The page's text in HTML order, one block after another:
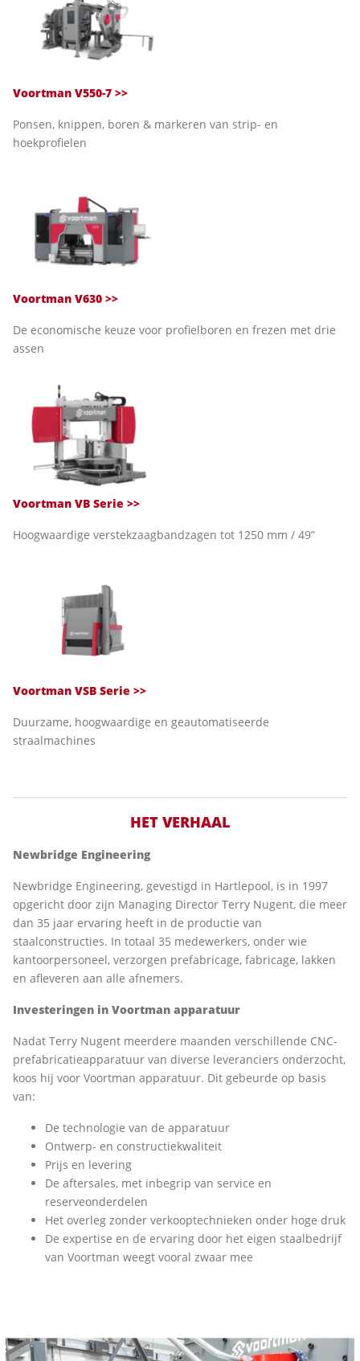
Voortman V550-7 >>
Ponsen, knippen, boren & markeren van strip- en
hoekprofielen
Voortman V630 >>
De economische keuze voor profielboren en frezen met drie
assen
Voortman VB Serie >>
Hoogwaardige verstekzaagbandzagen tot 1250 mm / 49”
Voortman VSB Serie >>
Duurzame, hoogwaardige en geautomatiseerde
straalmachines
HET VERHAAL
Newbridge Engineering
Newbridge Engineering, gevestigd in Hartlepool, is in 1997
opgericht door zijn Managing Director Terry Nugent, die meer
dan 35 jaar ervaring heeft in de productie van
staalconstructies. In totaal 35 medewerkers, onder wie
kantoorpersoneel, verzorgen prefabricage, fabricage, lakken
en afleveren aan alle afnemers.
Investeringen in Voortman apparatuur
Nadat Terry Nugent meerdere maanden verschillende CNC-
prefabricatieapparatuur van diverse leveranciers onderzocht,
koos hij voor Voortman apparatuur. Dit gebeurde op basis
van:
De technologie van de apparatuur
Ontwerp- en constructiekwaliteit
Prijs en levering
De aftersales, met inbegrip van service en
reserveonderdelen
Het overleg zonder verkooptechnieken onder hoge druk
De expertise en de ervaring door het eigen staalbedrijf
van Voortman weegt vooral zwaar mee